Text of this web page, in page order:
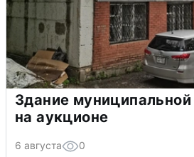
Здание
на аукционе
6 августа 0